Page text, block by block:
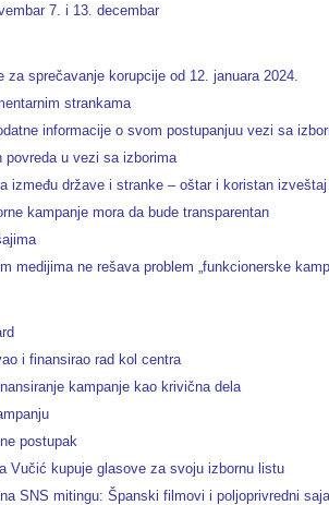
7. i 13. decembar
za sprečavanje korupcije od 12. januara 2024.
strankama
informacije o svom postupanjuu vezi sa
povreda u vezi sa izborima
između države i stranke – oštar i koristan
kampanje mora da bude transparentan
medijima ne rešava problem „funkcionerske
i finansirao rad kol centra
kampanje kao krivična dela
postupak
Vučić kupuje glasove za svoju izbornu listu
SNS mitingu: Španski filmovi i poljoprivredni